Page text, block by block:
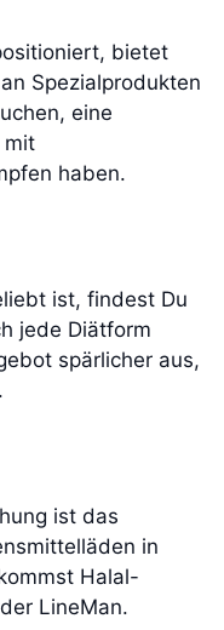
bietet
Spezialprodukten
eine
mit
haben.
ist, findest Du
jede Diätform
spärlicher aus,
ist das
in
Halal-
LineMan.